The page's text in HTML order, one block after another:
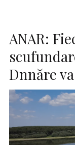
ANAR:
Dnnăre